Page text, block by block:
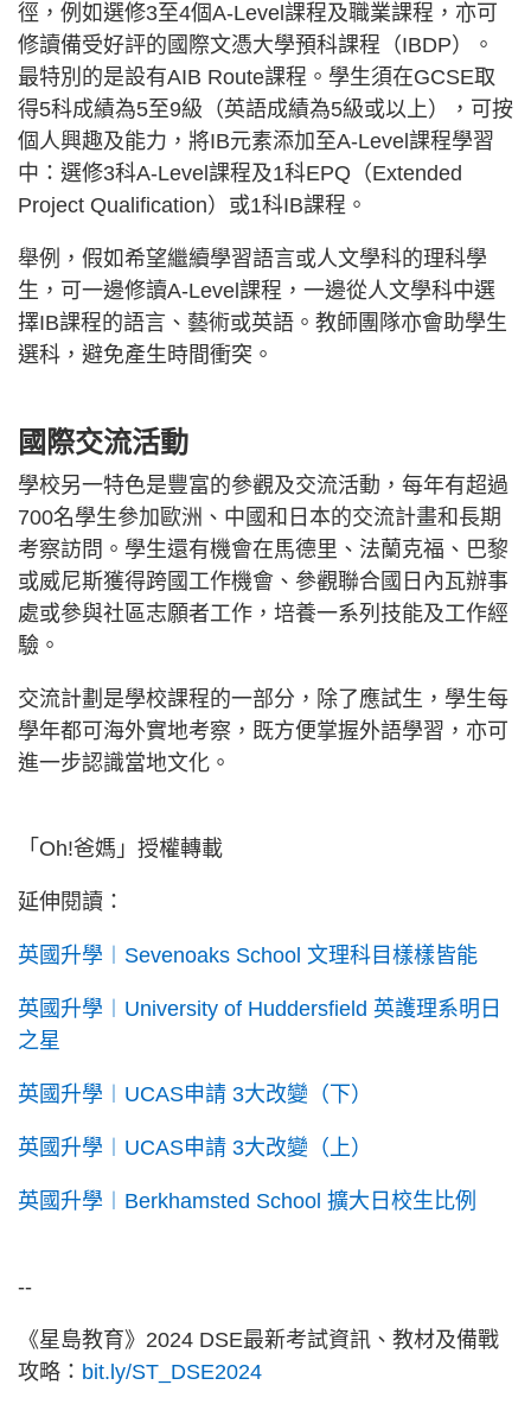
徑，例如選修3至4個A-Level課程及職業課程，亦可
修讀備受好評的國際文憑大學預科課程（IBDP）。
最特別的是設有AIB Route課程。學生須在GCSE取
得5科成績為5至9級（英語成績為5級或以上），可按
個人興趣及能力，將IB元素添加至A-Level課程學習
中：選修3科A-Level課程及1科EPQ（Extended
Project Qualification）或1科IB課程。
舉例，假如希望繼續學習語言或人文學科的理科學
生，可一邊修讀A-Level課程，一邊從人文學科中選
擇IB課程的語言、藝術或英語。教師團隊亦會助學生
選科，避免產生時間衝突。
國際交流活動
學校另一特色是豐富的參觀及交流活動，每年有超過
700名學生參加歐洲、中國和日本的交流計畫和長期
考察訪問。學生還有機會在馬德里、法蘭克福、巴黎
或威尼斯獲得跨國工作機會、參觀聯合國日內瓦辦事
處或參與社區志願者工作，培養一系列技能及工作經
驗。
交流計劃是學校課程的一部分，除了應試生，學生每
學年都可海外實地考察，既方便掌握外語學習，亦可
進一步認識當地文化。
「Oh!爸媽」授權轉載
延伸閱讀：
英國升學︱Sevenoaks School 文理科目樣樣皆能
英國升學︱University of Huddersfield 英護理系明日
之星
英國升學︱UCAS申請 3大改變（下）
英國升學︱UCAS申請 3大改變（上）
英國升學︱Berkhamsted School 擴大日校生比例
--
《星島教育》2024 DSE最新考試資訊、教材及備戰
攻略： bit.ly/ST_DSE2024